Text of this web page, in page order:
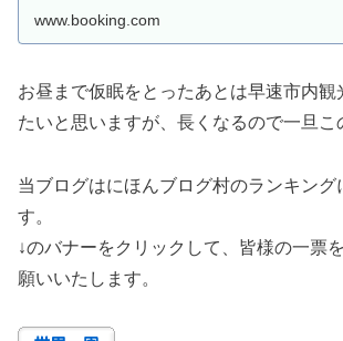
www.booking.com
お昼まで仮眠をとったあとは早速市内観
たいと思いますが、長くなるので一旦こ
当ブログはにほんブログ村のランキング
す。
↓のバナーをクリックして、皆様の一票
願いいたします。